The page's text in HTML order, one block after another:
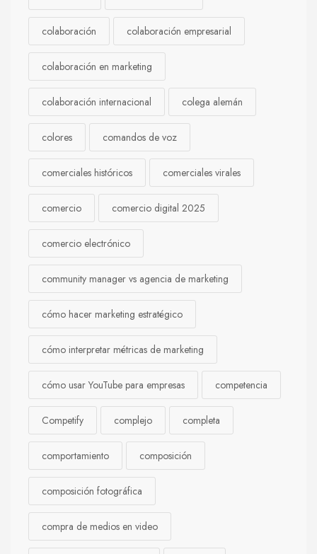
colaboración colaboración empresarial
colaboración en marketing
colaboración internacional colega alemán
colores comandos de voz
comerciales históricos comerciales virales
comercio comercio digital 2025
comercio electrónico
community manager vs agencia de marketing
cómo hacer marketing estratégico
cómo interpretar métricas de marketing
cómo usar YouTube para empresas competencia
Competify complejo completa
comportamiento composición
composición fotográfica
compra de medios en video